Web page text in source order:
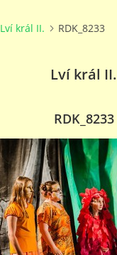
Lví král II. RDK_8233
Lví král II.
RDK_8233